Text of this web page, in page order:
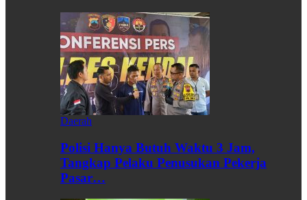
Daerah
Polisi Hanya Butuh Waktu 3 Jam,
Tangkap Pelaku Penusukan Pekerja
Pasar…